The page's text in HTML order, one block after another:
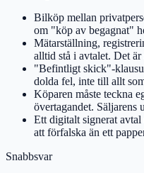
Bilköp mellan
om "köp av begagnat"
Mätarställning,
alltid stå i avtalet. Det är
"Befintligt skick"-
dolda fel, inte till allt
Köparen måste teckna
övertagandet. Säljarens
Ett digitalt signerat avtal
att förfalska än ett
Snabbsvar